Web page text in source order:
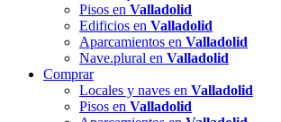
Pisos en Valladolid
Edificios en Valladolid
Aparcamientos en Valladolid
Nave.plural en Valladolid
Comprar
Locales y naves en Valladolid
Pisos en Valladolid